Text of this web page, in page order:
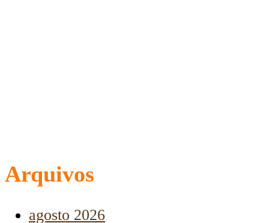
Arquivos
agosto 2026